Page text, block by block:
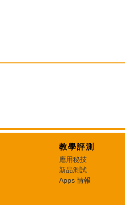
教學評測
應用秘技
新品測試
Apps 情報